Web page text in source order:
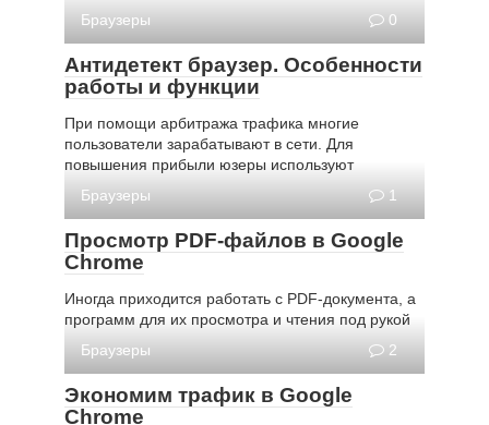
Браузеры
0
Антидетект браузер. Особенности
работы и функции
При помощи арбитража трафика многие
пользователи зарабатывают в сети. Для
повышения прибыли юзеры используют
Браузеры
1
Просмотр PDF-файлов в Google
Chrome
Иногда приходится работать с PDF-документа, а
программ для их просмотра и чтения под рукой
Браузеры
2
Экономим трафик в Google
Chrome